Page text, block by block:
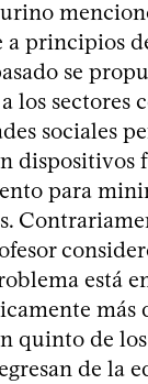
a principios
se
los sectores
sociales
dispositivos
para
está
más
quinto de
de la